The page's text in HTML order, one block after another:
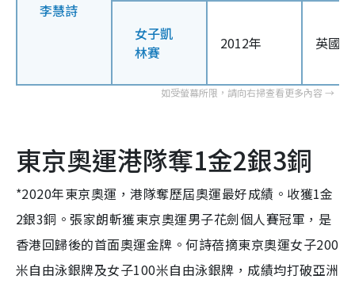
李慧詩
女子凱
林賽
2012年 英國
東京奧運港隊奪1金2銀3銅
*2020年東京奧運，港隊奪歷屆奧運最好成績。收獲1金
2銀3銅。張家朗斬獲東京奧運男子花劍個人賽冠軍，是
香港回歸後的首面奧運金牌。何詩蓓摘東京奧運女子200
米自由泳銀牌及女子100米自由泳銀牌，成績均打破亞洲